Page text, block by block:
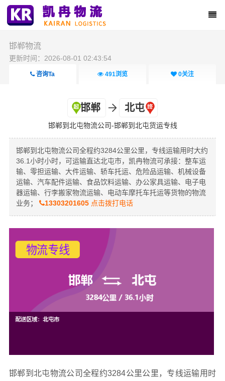
邯郸物流
更新时间：2026-08-01 02:43:54
咨询Ta 491浏览 0关注
邯郸 北屯
邯郸到北屯物流公司-邯郸到北屯货运专线
邯郸到北屯物流公司全程约3284公里公里，专线运输用时大约
36.1小时小时，可运输直达北屯市，凯冉物流可承接：整车运
输、零担运输、大件运输、轿车托运、危险品运输、机械设备
运输、汽车配件运输、食品饮料运输、办公家具运输、电子电
器运输、行李搬家物流运输、电动车摩托车托运等货物的物流
业务；
13303201605点击拨打电话
邯郸到北屯物流公司全程约3284公里公里，专线运输用时